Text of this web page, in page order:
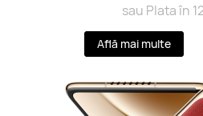
sau Plata în
Află mai multe